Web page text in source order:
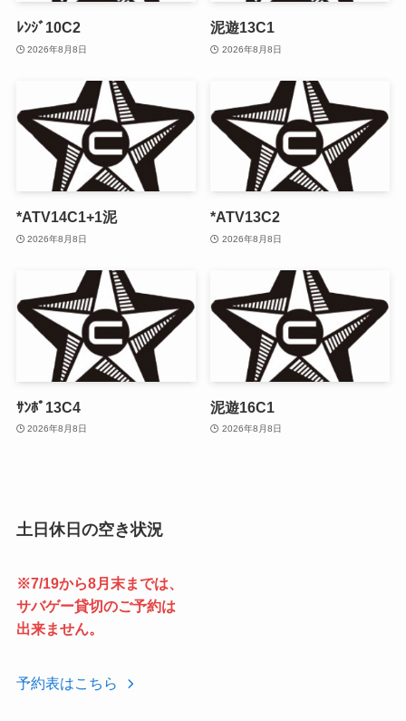
ﾚﾝｼﾞ10C2
2026年8月8日
泥遊13C1
2026年8月8日
*ATV14C1+1泥
2026年8月8日
*ATV13C2
2026年8月8日
ｻﾝﾎﾟ13C4
2026年8月8日
泥遊16C1
2026年8月8日
土日休日の空き状況
※7/19から8月末までは、
サバゲー貸切のご予約は
出来ません。
予約表はこちら